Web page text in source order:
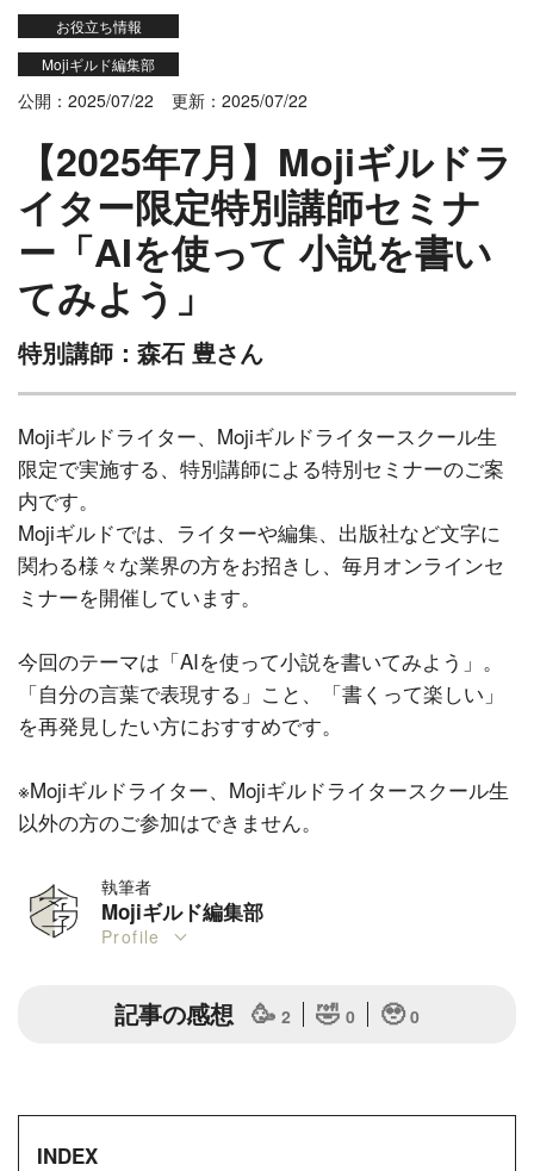
お役立ち情報
Mojiギルド編集部
公開：2025/07/22 更新：2025/07/22
【2025年7月】Mojiギルドラ
イター限定特別講師セミナ
ー「AIを使って 小説を書い
てみよう」
特別講師：森石 豊さん
Mojiギルドライター、Mojiギルドライタースクール生
限定で実施する、特別講師による特別セミナーのご案
内です。
Mojiギルドでは、ライターや編集、出版社など文字に
関わる様々な業界の方をお招きし、毎月オンラインセ
ミナーを開催しています。
今回のテーマは「AIを使って小説を書いてみよう」。
「自分の言葉で表現する」こと、「書くって楽しい」
を再発見したい方におすすめです。
※Mojiギルドライター、Mojiギルドライタースクール生
以外の方のご参加はできません。
執筆者
Mojiギルド編集部
Profile
記事の感想 🥳 2 🤣 0 🥹 0
INDEX